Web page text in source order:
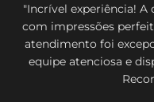
"Incrível experiência! A
com impressões
atendimento foi
equipe atenciosa e